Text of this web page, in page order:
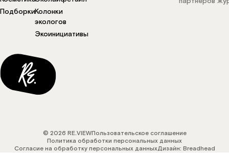
ПодборкиКолонки
экологов
Экоинициативы
© 2026 RE.VIEWПользовательское соглашение
Политика обработки персональных данных
Согласие на обработку персональных данныхДизайн: Breadhead